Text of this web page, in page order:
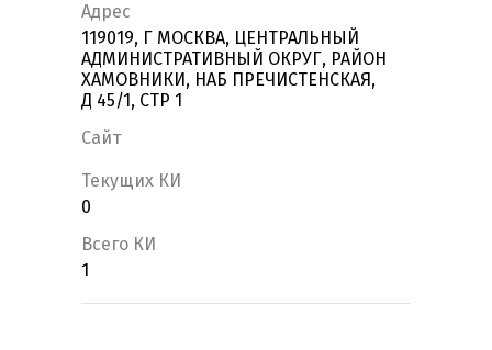
Адрес
119019, Г МОСКВА, ЦЕНТРАЛЬНЫЙ
АДМИНИСТРАТИВНЫЙ ОКРУГ, РАЙОН
ХАМОВНИКИ, НАБ ПРЕЧИСТЕНСКАЯ,
Д 45/1, СТР 1
Сайт
Текущих КИ
0
Всего КИ
1